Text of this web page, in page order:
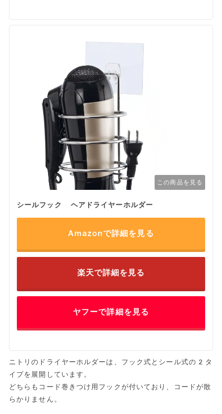
この商品を見る
シールフック ヘアドライヤーホルダー
Amazonで詳細を見る
楽天で詳細を見る
ヤフーで詳細を見る
ニトリのドライヤーホルダーは、フック式とシール式の2タ
イプを展開しています。
どちらもコード巻きつけ用フックが付いており、コードが散
らかりません。